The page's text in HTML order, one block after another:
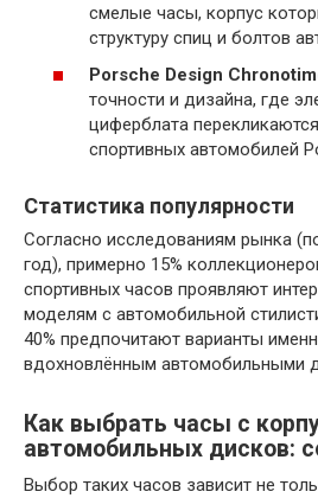
смелые часы, корпус
структуру спиц и болтов
Porsche Design
точности и дизайна, где
циферблата
спортивных автомобилей
Статистика популярности
Согласно исследованиям рынка
год), примерно 15%
спортивных часов проявляют
моделям с автомобильной
40% предпочитают варианты
вдохновлённым автомобильными
Как выбрать часы с
автомобильных дисков:
Выбор таких часов зависит не